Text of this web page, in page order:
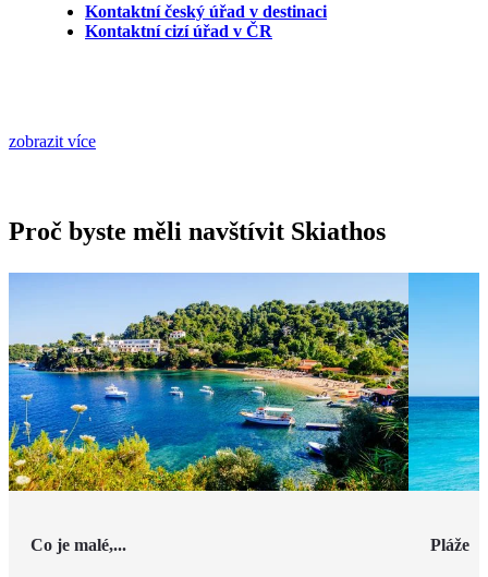
Kontaktní český úřad v destinaci
Kontaktní cizí úřad v ČR
zobrazit více
Proč byste měli navštívit Skiathos
Co je malé,... Pláže